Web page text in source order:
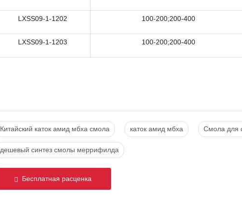
LXSS09-1-1202 100-200;200-400
LXSS09-1-1203 100-200;200-400
Китайский каток амид мбха смола каток амид мбха Смола для
дешевый синтез смолы меррифилда
Бесплатная расценка